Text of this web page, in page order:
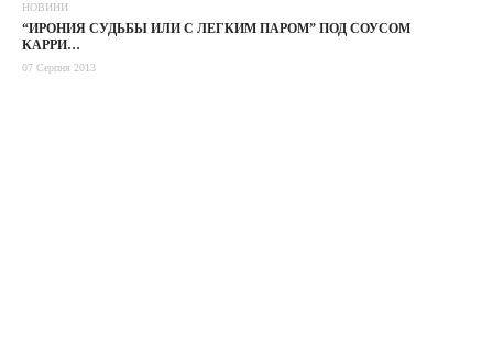
НОВИНИ
“ИРОНИЯ СУДЬБЫ ИЛИ С ЛЕГКИМ ПАРОМ” ПОД СОУСОМ
КАРРИ…
07 Серпня 2013